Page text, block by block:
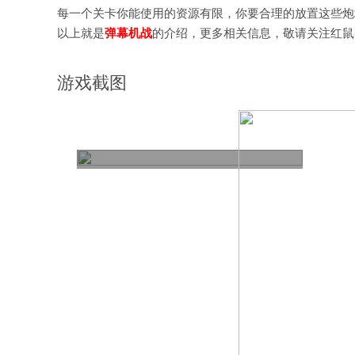
每一个关卡你能使用的资源有限，你要合理的放置这些炮
以上就是弹幕机战的介绍，更多相关信息，敬请关注红鼠
游戏截图